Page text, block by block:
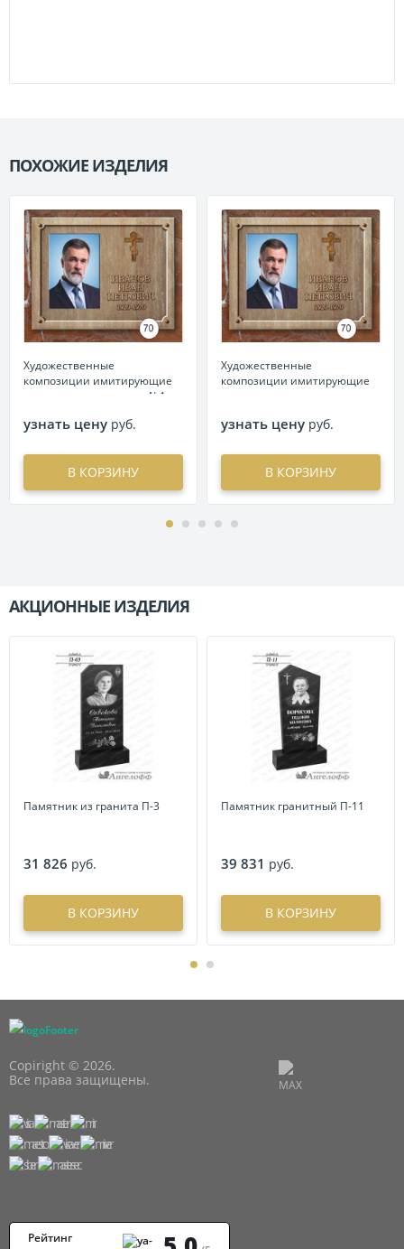
ПОХОЖИЕ ИЗДЕЛИЯ
Художественные
композиции имитирующие
текстуру камня металл №1
узнать цену руб.
В КОРЗИНУ
Художественные
композиции имитирующие
узнать цену руб.
В КОРЗИНУ
АКЦИОННЫЕ ИЗДЕЛИЯ
Памятник из гранита П-3
31 826 руб.
В КОРЗИНУ
Памятник гранитный П-11
39 831 руб.
В КОРЗИНУ
Copiright © 2026.
Все права защищены.
Рейтинг